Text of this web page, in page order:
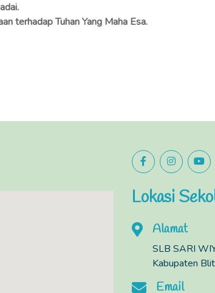
terhadap Tuhan Yang Maha Esa.
Lokasi
Alamat
SLB SARI
Kabupaten
Email